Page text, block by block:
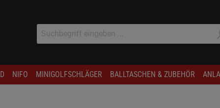
NIFO MINIGOLFSCHLÄGER BALLTASCHEN & ZUBEHÖR